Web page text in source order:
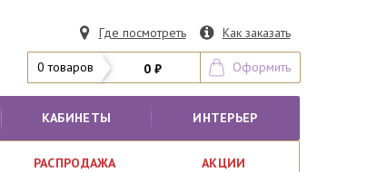
Где посмотреть Как заказать
0 товаров 0 ₽ Оформить
КАБИНЕТЫ ИНТЕРЬЕР
РАСПРОДАЖА АКЦИИ